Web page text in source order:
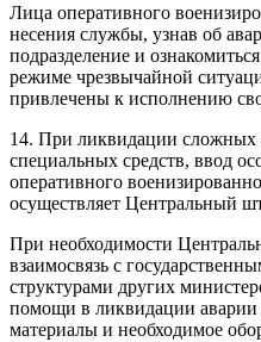
Лица оперативного
несения службы, узнав об
подразделение и
режиме чрезвычайной
привлечены к исполнению
14. При ликвидации сложных
специальных средств, ввод
оперативного
осуществляет Центральный
При необходимости
взаимосвязь с
структурами других
помощи в ликвидации аварии
материалы и необходимое